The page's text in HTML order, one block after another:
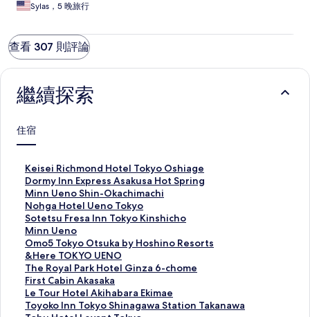
Sylas，5 晚旅行
查看 307 則評論
繼續探索
住宿
Keisei Richmond Hotel Tokyo Oshiage
K
e
i
s
e
i
R
i
c
h
m
o
Dormy Inn Express Asakusa Hot Spring
D
o
r
m
y
I
n
n
E
x
p
Minn Ueno Shin-Okachimachi
M
i
n
n
U
e
n
o
S
h
Nohga Hotel Ueno Tokyo
N
o
h
g
a
H
o
t
e
Sotetsu Fresa Inn Tokyo Kinshicho
S
o
t
e
t
s
u
F
Minn Ueno
M
i
n
n
U
e
n
Omo5 Tokyo Otsuka by Hoshino Resorts
O
m
o
5
T
o
&Here TOKYO UENO
&
H
e
r
e
The Royal Park Hotel Ginza 6-chome
T
h
e
R
First Cabin Akasaka
F
i
r
Le Tour Hotel Akihabara Ekimae
L
e
Toyoko Inn Tokyo Shinagawa Station Takanawa
T